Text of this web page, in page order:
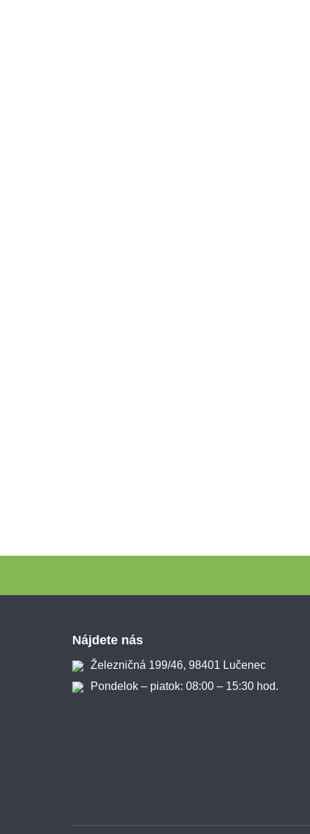
Nájdete nás
Železničná 199/46, 98401 Lučenec
Pondelok – piatok: 08:00 – 15:30 hod.